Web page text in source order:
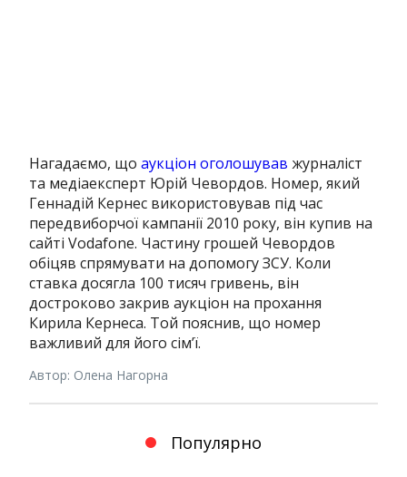
Нагадаємо, щоаукціон оголошував журналіст
та медіаексперт Юрій Чевордов. Номер, який
Геннадій Кернес використовував під час
передвиборчої кампанії 2010 року, він купив на
сайті Vodafone. Частину грошей Чевордов
обіцяв спрямувати на допомогу ЗСУ. Коли
ставка досягла 100 тисяч гривень, він
достроково закрив аукціон на прохання
Кирила Кернеса. Той пояснив, що номер
важливий для його сім’ї.
Автор: Олена Нагорна
Популярно